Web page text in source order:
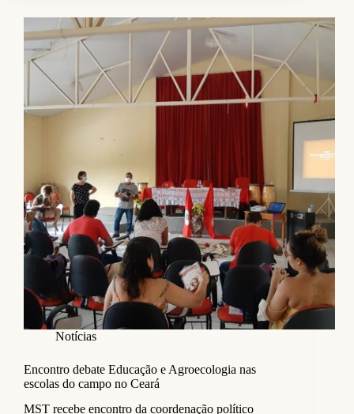
Notícias
Encontro debate Educação e Agroecologia nas
escolas do campo no Ceará
MST recebe encontro da coordenação político